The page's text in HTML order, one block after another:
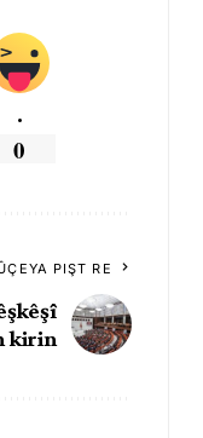
.
0
PIŞT RE
kirin